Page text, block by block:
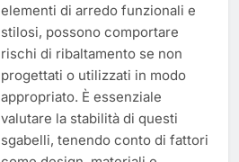
elementi di arredo funzionali e
stilosi, possono comportare
rischi di ribaltamento se non
progettati o utilizzati in modo
appropriato. È essenziale
valutare la stabilità di questi
sgabelli, tenendo conto di fattori